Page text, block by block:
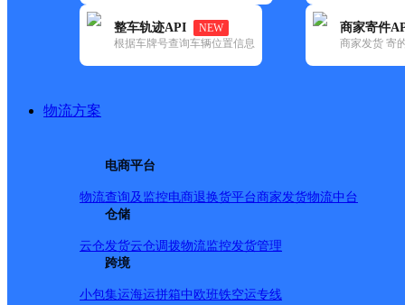
整车轨迹API
NEW
根据车牌号查询车辆位置信息
商家寄件
商家发货 寄
物流方案
电商平台
物流查询及监控电商退换货平台商家发货物流中台
仓储
云仓发货云仓调拨物流监控发货管理
跨境
小包集运海运拼箱中欧班铁空运专线
更新时间：2022-07-14 00:00:00
所属快递：韵达速递
所属区域：吉林省-松原市-宁江区
网点地址：吉林省松原市宁江区沿江街道恒大御景湾院里3
网点负责人：